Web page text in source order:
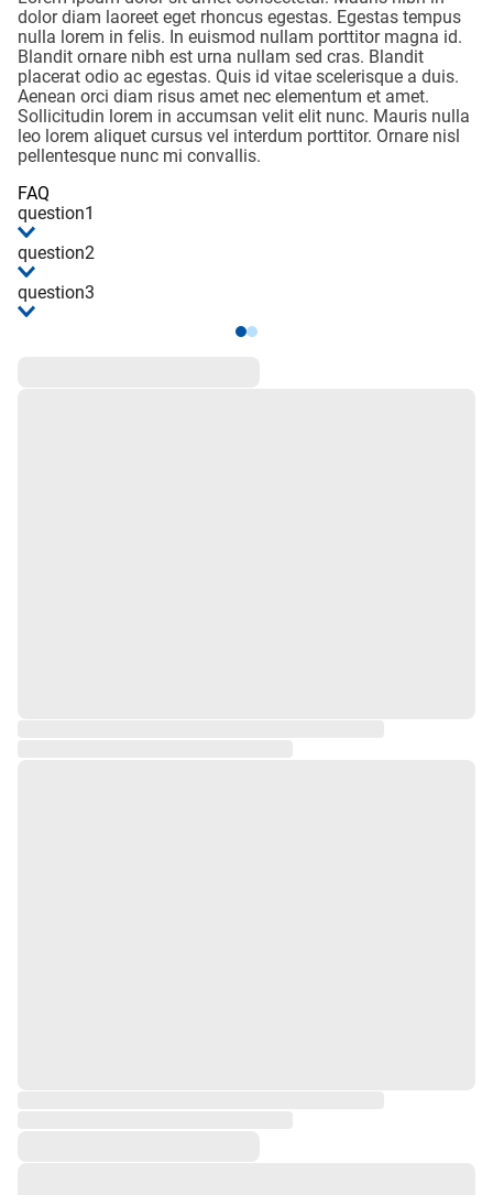
dolor diam laoreet eget rhoncus egestas. Egestas tempus
nulla lorem in felis. In euismod nullam porttitor magna id.
Blandit ornare nibh est urna nullam sed cras. Blandit
placerat odio ac egestas. Quis id vitae scelerisque a duis.
Aenean orci diam risus amet nec elementum et amet.
Sollicitudin lorem in accumsan velit elit nunc. Mauris nulla
leo lorem aliquet cursus vel interdum porttitor. Ornare nisl
pellentesque nunc mi convallis.
FAQ
question1
question2
question3